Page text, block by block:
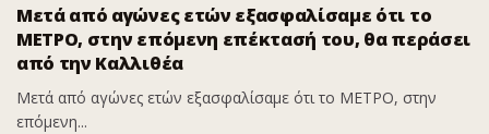
Μετά από αγώνες ετών εξασφαλίσαμε ότι το
ΜΕΤΡΟ, στην επόμενη επέκτασή του, θα περάσει
από την Καλλιθέα
Μετά από αγώνες ετών εξασφαλίσαμε ότι το ΜΕΤΡΟ, στην
επόμενη...